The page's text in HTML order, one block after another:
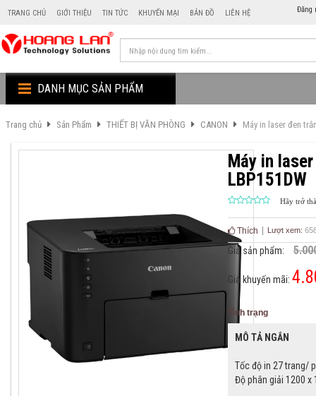
TRANG CHỦ GIỚI THIỆU TIN TỨC KHUYẾN MẠI BẢN ĐỒ LIÊN HỆ Đăng
DANH MỤC SẢN PHẨM
Trang chủ Sản Phẩm THIẾT BỊ VĂN PHÒNG CANON Máy in laser đen
Máy in
LBP151DW
Hãy trở
Thích Lượt xem:
Giá sản phẩm:
Giá khuyến mãi:
Tình trạng
MÔ TẢ NGẮN
Tốc độ in 27 trang/
Độ phân giải 1200 x